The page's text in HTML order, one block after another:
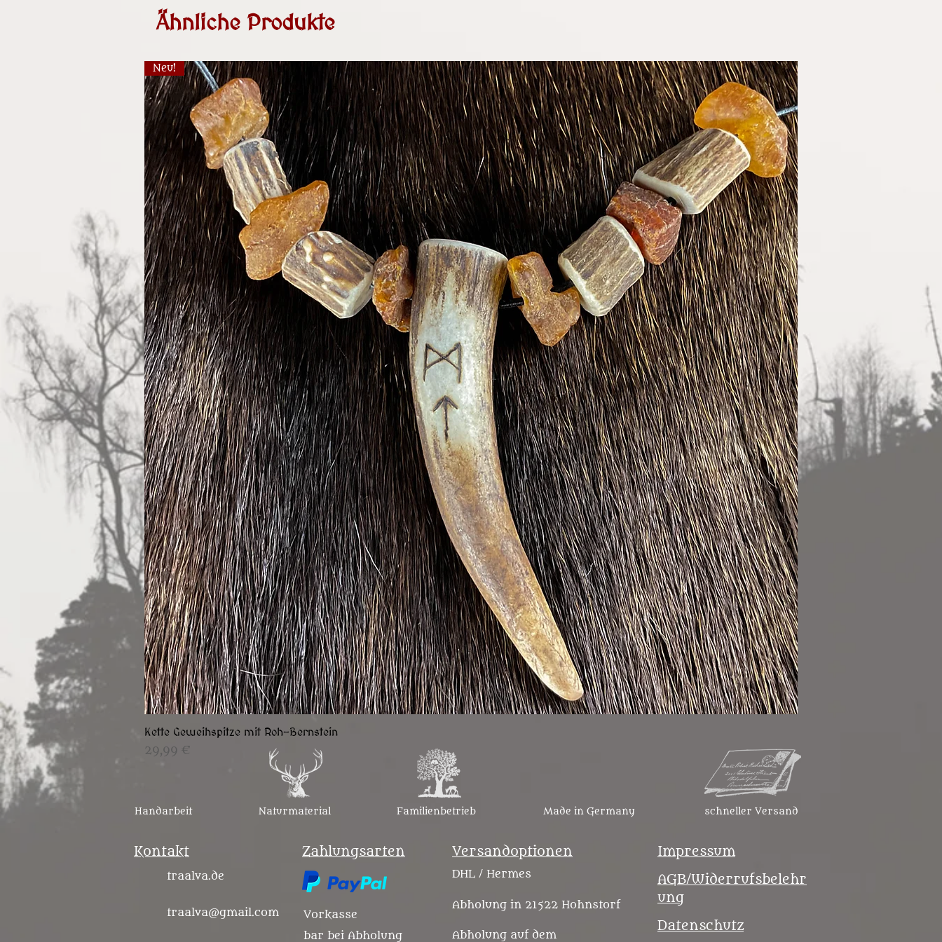
ausdrücklichnichtum Füchse aus
Käfighaltung. Alle Pfoten stammen
ausschließlich vom europäischen Rotfuchs
vulpes vulpes. Alle von uns verwendeten Tiere
haben bis zu ihrem Tod im Rahmen der
Bestandsregulierung in Freiheit gelebt.
Bitte beachte, dass Fell ein Naturprodukt ist,
weshalb alle Pfoten geringe Unterschiede in
Größe und Färbung aufweisen.
keine Umsatzsteuer und weisen diese daher
auch nicht aus.
Ähnliche Produkte
Neu!
Kette Geweihspitze mit Roh-Bernstein
Preis
29,99 € 45,99 €
Handarbeit Naturmaterial Familienbetrieb Made in Germany schneller Versand
Kontakt
traalva.de
traalva@gmail.com
Zahlungsarten
Vorkasse
bar bei Abholung
Versandoptionen
DHL / Hermes
Abholung in 21522 Hohnstorf
Abholung auf dem
Impressum
AGB/Widerrufsbelehr
ung
Datenschutz